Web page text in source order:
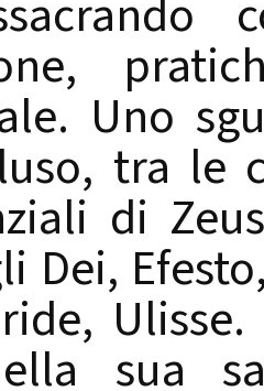
Uno
tra le
di
Dei,
sua